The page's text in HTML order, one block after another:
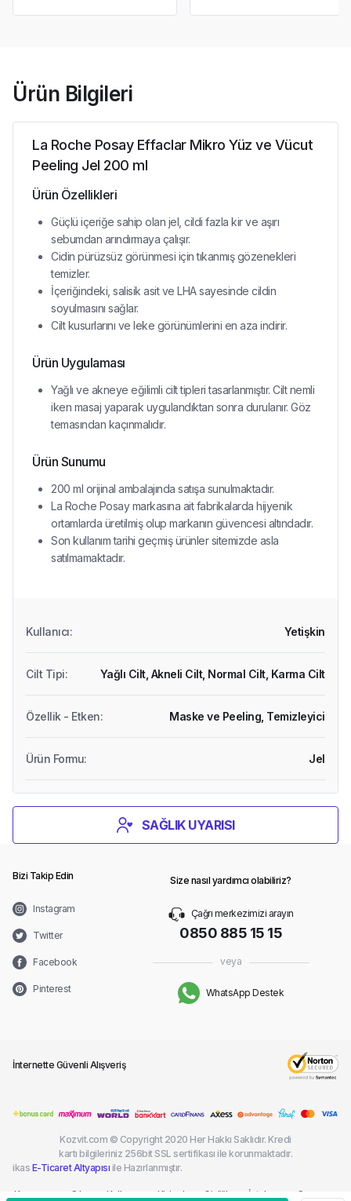
Ürün Bilgileri
La Roche Posay Effaclar Mikro Yüz ve Vücut
Peeling Jel 200 ml
Ürün Özellikleri
Güçlü içeriğe sahip olan jel, cildi fazla kir ve aşırı
sebumdan arındırmaya çalışır.
Cidin pürüzsüz görünmesi için tıkanmış gözenekleri
temizler.
İçeriğindeki, salisik asit ve LHA sayesinde cildin
soyulmasını sağlar.
Cilt kusurlarını ve leke görünümlerini en aza indirir.
Ürün Uygulaması
Yağlı ve akneye eğilimli cilt tipleri tasarlanmıştır. Cilt nemli
iken masaj yaparak uygulandıktan sonra durulanır. Göz
temasından kaçınmalıdır.
Ürün Sunumu
200 ml orijinal ambalajında satışa sunulmaktadır.
La Roche Posay markasına ait fabrikalarda hijyenik
ortamlarda üretilmiş olup markanın güvencesi altındadır.
Son kullanım tarihi geçmiş ürünler sitemizde asla
satılmamaktadır.
Kullanıcı: Yetişkin
Cilt Tipi: Yağlı Cilt, Akneli Cilt, Normal Cilt, Karma Cilt
Özellik - Etken: Maske ve Peeling, Temizleyici
Ürün Formu: Jel
SAĞLIK UYARISI
Bizi Takip Edin
Instagram
Twitter
Facebook
Pinterest
Size nasıl yardımcı olabiliriz?
Çağrı merkezimizi arayın
0850 885 15 15
veya
WhatsApp Destek
İnternette Güvenli Alışveriş
Kozvit.com © Copyright 2020 Her Hakkı Saklıdır. Kredi
kartı bilgileriniz 256bit SSL sertifikası ile korunmaktadır.
ikas E-Ticaret Altyapısı ile Hazırlanmıştır.
Kargom Sık Kullanım Kişisel Gizlilik İptal ve Çerez